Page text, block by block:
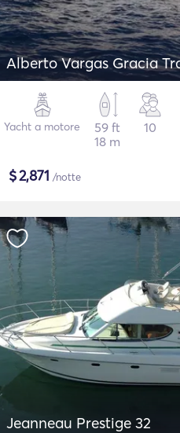
Alberto Vargas Gracia
Yacht a motore
59 ft
18 m
10
$2,871 /notte
Jeanneau Prestige 32